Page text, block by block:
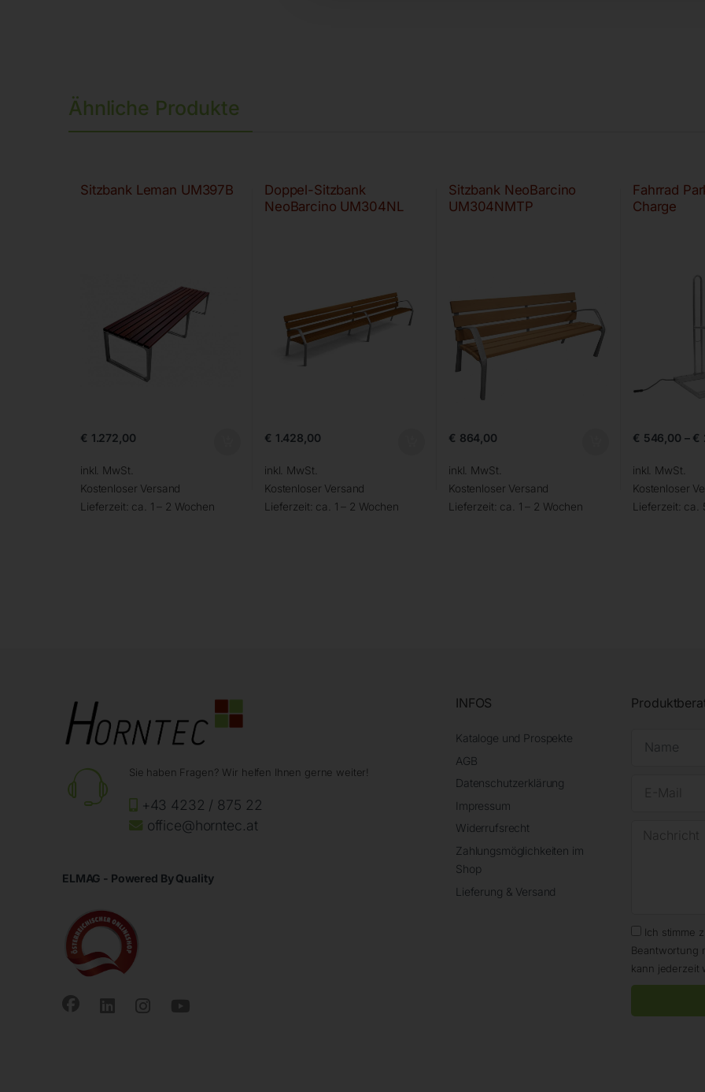
Ähnliche Produkte
Sitzbank Leman UM397B
€ 1.272,00
inkl. MwSt.
Kostenloser Versand
Lieferzeit: ca. 1 – 2 Wochen
Doppel-Sitzbank
NeoBarcino UM304NL
€ 1.428,00
inkl. MwSt.
Kostenloser Versand
Lieferzeit: ca. 1 – 2 Wochen
Sitzbank NeoBarcino
UM304NMTP
€ 864,00
inkl. MwSt.
Kostenloser Versand
Lieferzeit: ca. 1 – 2 Wochen
Fahrrad
Charge
€ 546,00 – €
inkl. MwSt.
Kostenloser
Lieferzeit: ca.
Sie haben Fragen? Wir helfen Ihnen gerne weiter!
+43 4232 / 875 22
office@horntec.at
ELMAG - Powered By Quality
INFOS
Kataloge und Prospekte
AGB
Datenschutzerklärung
Impressum
Widerrufsrecht
Zahlungsmöglichkeiten im
Shop
Lieferung & Versand
Ich stimme
Beantwortung
kann jederzeit